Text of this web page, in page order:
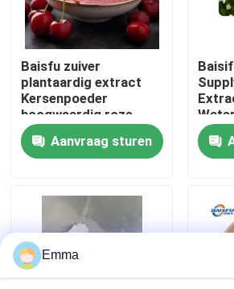
Over ons
Fabriekstocht
Kwaliteitscontrole
Nieuws
Voedingsmiddelenessenties
Baisfu zuiver
plantaardig extract
Kersenpoeder
hoogwaardig roze
poeder voor
voedingssupplementen
en cosmetica
Aanvraag sturen
Emma